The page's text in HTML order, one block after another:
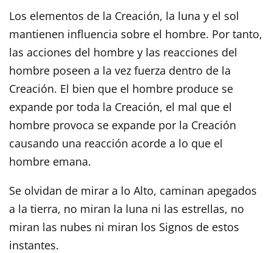
Los elementos de la Creación, la luna y el sol
mantienen influencia sobre el hombre. Por tanto,
las acciones del hombre y las reacciones del
hombre poseen a la vez fuerza dentro de la
Creación. El bien que el hombre produce se
expande por toda la Creación, el mal que el
hombre provoca se expande por la Creación
causando una reacción acorde a lo que el
hombre emana.
Se olvidan de mirar a lo Alto, caminan apegados
a la tierra, no miran la luna ni las estrellas, no
miran las nubes ni miran los Signos de estos
instantes.